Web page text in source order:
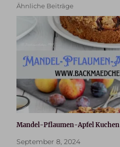
Ähnliche Beiträge
Mandel-Pflaumen-Apfel Kuchen
September 8, 2024